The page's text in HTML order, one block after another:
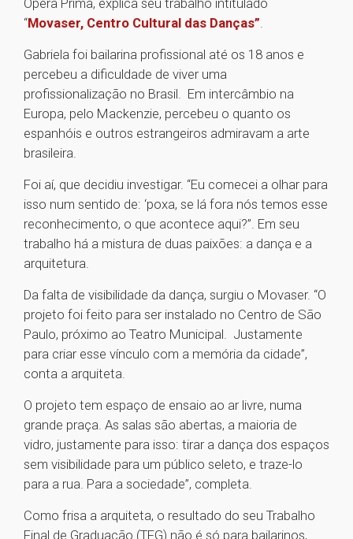
Opera Prima, explica seu trabalho intitulado
“Movaser, Centro Cultural das Danças”.
Gabriela foi bailarina profissional até os 18 anos e
percebeu a dificuldade de viver uma
profissionalização no Brasil. Em intercâmbio na
Europa, pelo Mackenzie, percebeu o quanto os
espanhóis e outros estrangeiros admiravam a arte
brasileira.
Foi aí, que decidiu investigar. “Eu comecei a olhar para
isso num sentido de: ‘poxa, se lá fora nós temos esse
reconhecimento, o que acontece aqui?”. Em seu
trabalho há a mistura de duas paixões: a dança e a
arquitetura.
Da falta de visibilidade da dança, surgiu o Movaser. “O
projeto foi feito para ser instalado no Centro de São
Paulo, próximo ao Teatro Municipal. Justamente
para criar esse vínculo com a memória da cidade”,
conta a arquiteta.
O projeto tem espaço de ensaio ao ar livre, numa
grande praça. As salas são abertas, a maioria de
vidro, justamente para isso: tirar a dança dos espaços
sem visibilidade para um público seleto, e traze-lo
para a rua. Para a sociedade”, completa.
Como frisa a arquiteta, o resultado do seu Trabalho
Final de Graduação (TFG) não é só para bailarinos,